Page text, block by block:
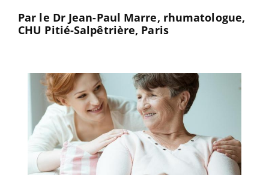
Par le Dr Jean-Paul Marre, rhumatologue,
CHU Pitié-Salpêtrière, Paris